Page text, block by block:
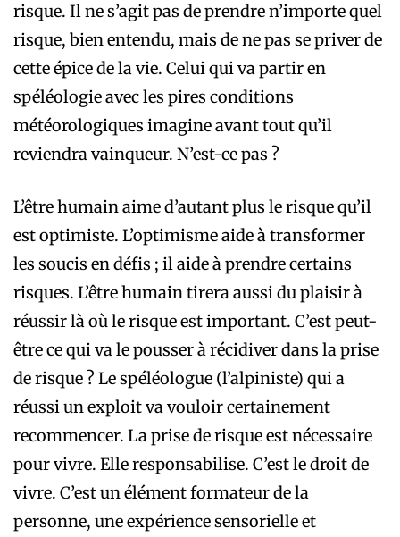
risque. Il ne s’agit pas de prendre n’importe quel
risque, bien entendu, mais de ne pas se priver de
cette épice de la vie. Celui qui va partir en
spéléologie avec les pires conditions
météorologiques imagine avant tout qu’il
reviendra vainqueur. N’est-ce pas ?
L’être humain aime d’autant plus le risque qu’il
est optimiste. L’optimisme aide à transformer
les soucis en défis ; il aide à prendre certains
risques. L’être humain tirera aussi du plaisir à
réussir là où le risque est important. C’est peut-
être ce qui va le pousser à récidiver dans la prise
de risque ? Le spéléologue (l’alpiniste) qui a
réussi un exploit va vouloir certainement
recommencer. La prise de risque est nécessaire
pour vivre. Elle responsabilise. C’est le droit de
vivre. C’est un élément formateur de la
personne, une expérience sensorielle et